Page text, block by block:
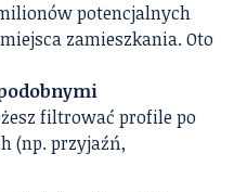
potencjalnych
zamieszkania. Oto
filtrować profile po
(np. przyjaźń,